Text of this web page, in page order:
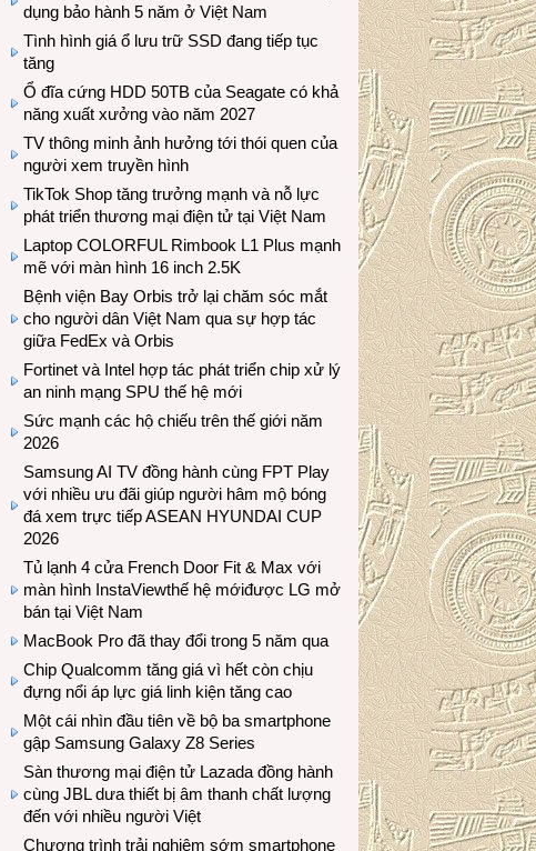
dụng bảo hành 5 năm ở Việt Nam
Tình hình giá ổ lưu trữ SSD đang tiếp tục
tăng
Ổ đĩa cứng HDD 50TB của Seagate có khả
năng xuất xưởng vào năm 2027
TV thông minh ảnh hưởng tới thói quen của
người xem truyền hình
TikTok Shop tăng trưởng mạnh và nỗ lực
phát triển thương mại điện tử tại Việt Nam
Laptop COLORFUL Rimbook L1 Plus mạnh
mẽ với màn hình 16 inch 2.5K
Bệnh viện Bay Orbis trở lại chăm sóc mắt
cho người dân Việt Nam qua sự hợp tác
giữa FedEx và Orbis
Fortinet và Intel hợp tác phát triển chip xử lý
an ninh mạng SPU thế hệ mới
Sức mạnh các hộ chiếu trên thế giới năm
2026
Samsung AI TV đồng hành cùng FPT Play
với nhiều ưu đãi giúp người hâm mộ bóng
đá xem trực tiếp ASEAN HYUNDAI CUP
2026
Tủ lạnh 4 cửa French Door Fit & Max với
màn hình InstaViewthế hệ mớiđược LG mở
bán tại Việt Nam
MacBook Pro đã thay đổi trong 5 năm qua
Chip Qualcomm tăng giá vì hết còn chịu
đựng nổi áp lực giá linh kiện tăng cao
Một cái nhìn đầu tiên về bộ ba smartphone
gập Samsung Galaxy Z8 Series
Sàn thương mại điện tử Lazada đồng hành
cùng JBL dưa thiết bị âm thanh chất lượng
đến với nhiều người Việt
Chương trình trải nghiệm sớm smartphone